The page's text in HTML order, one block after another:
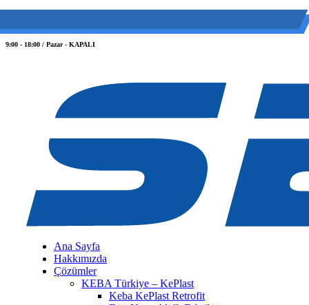
9:00 - 18:00 / Pazar - KAPALI
Ana Sayfa
Hakkımızda
Çözümler
KEBA Türkiye – KePlast
Keba KePlast Retrofit